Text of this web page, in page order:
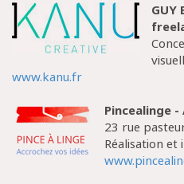
www.kanu.fr
Pincealinge -
23 rue
Réalisation